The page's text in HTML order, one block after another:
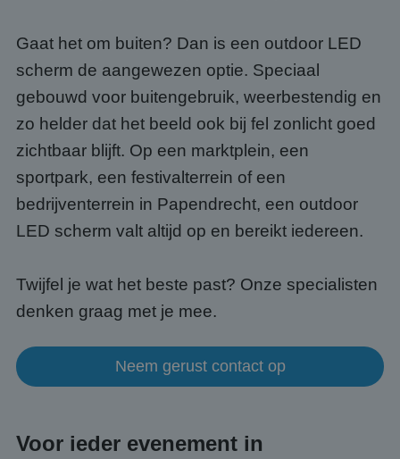
Gaat het om buiten? Dan is een outdoor LED
scherm de aangewezen optie. Speciaal
gebouwd voor buitengebruik, weerbestendig en
zo helder dat het beeld ook bij fel zonlicht goed
zichtbaar blijft. Op een marktplein, een
sportpark, een festivalterrein of een
bedrijventerrein in Papendrecht, een outdoor
LED scherm valt altijd op en bereikt iedereen.
Twijfel je wat het beste past? Onze specialisten
denken graag met je mee.
Neem gerust contact op
Voor ieder evenement in